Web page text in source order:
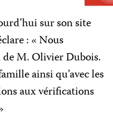
sur son site
: « Nous
M. Olivier Dubois.
ainsi qu’avec les
aux vérifications